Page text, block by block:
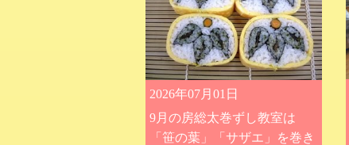
2026年07月01日
9月の房総太巻ずし教室は
「笹の葉」「サザエ」を巻き